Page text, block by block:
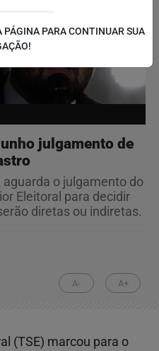
julgamento de
o julgamento do
Eleitoral para decidir
diretas ou indiretas.
A- A+
(TSE) marcou para o
PARA CONTINUAR SUA